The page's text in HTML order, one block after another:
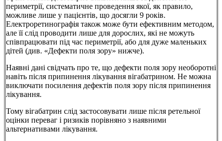
периметрії, систематичне проведення якої, як правило,
можливе лише у пацієнтів, що досягли 9 років.
Електроретинографія також може бути ефективним методом,
але її слід проводити лише для дорослих, які не можуть
співпрацювати під час периметрії, або для дуже маленьких
дітей (див. «Дефекти поля зору» нижче).
Наявні дані свідчать про те, що дефекти поля зору необоротні
навіть після припинення лікування вігабатрином. Не можна
виключати посилення дефектів поля зору після припинення
лікування.
Тому вігабатрин слід застосовувати лише після ретельної
оцінки переваг і ризиків порівняно з наявними
альтернативами лікування.